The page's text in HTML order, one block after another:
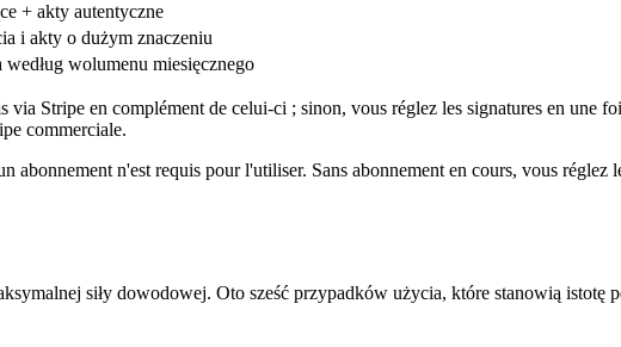
+ akty autentyczne
i akty o dużym znaczeniu
wolumenu miesięcznego
Stripe en complément de celui-ci ; sinon, vous réglez les signatures en une
commerciale.
n'est requis pour l'utiliser. Sans abonnement en cours, vous réglez
siły dowodowej. Oto sześć przypadków użycia, które stanowią istotę